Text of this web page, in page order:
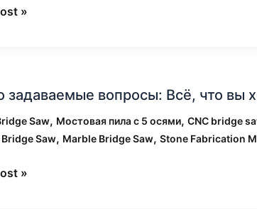
»
задаваемые вопросы: Всё, что вы
Saw, Мостовая пила с 5 осями, CNC bridge
Saw, Marble Bridge Saw, Stone Fabrication
»